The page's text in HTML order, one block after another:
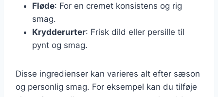
Fløde: For en cremet konsistens og rig
smag.
Krydderurter: Frisk dild eller persille til
pynt og smag.
Disse ingredienser kan varieres alt efter sæson
og personlig smag. For eksempel kan du tilføje